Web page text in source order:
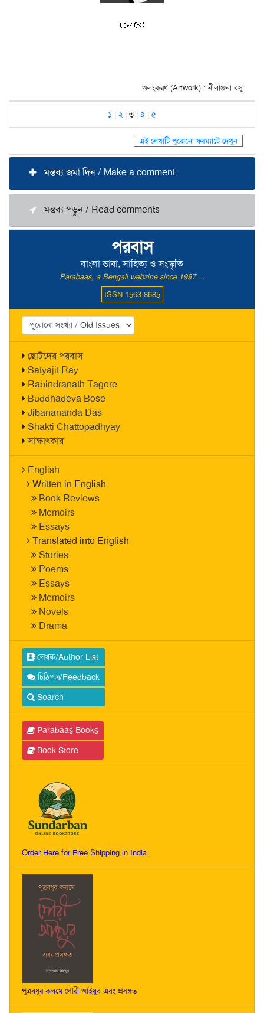
পরবাস
বাংলা ভাষা, সাহিত্য ও সংস্কৃতি
Parabaas, a Bengali webzine since 1997 ...
ISSN 1563-8685
ছোটদের পরবাস
Satyajit Ray
Rabindranath Tagore
Buddhadeva Bose
Jibanananda Das
Shakti Chattopadhyay
সাক্ষাৎকার
English
Written in English
Book Reviews
Memoirs
Essays
Translated into English
Stories
Poems
Essays
Memoirs
Novels
Drama
লেখক/Author List
চিঠিপত্র/Feedback
Search
Parabaas Books
Book Store
Order Here for Free Shipping in India
পুত্রবধূর কলমে গৌরী আইয়ুব এবং প্রসঙ্গত
অলংকরণ (Artwork) : নীলাঞ্জনা বসু
১ | ২ | ৩ | ৪ | ৫
এই লেখাটি পুরোনো ফরম্যাটে দেখুন
মন্তব্য জমা দিন / Make a comment
মন্তব্য পড়ুন / Read comments